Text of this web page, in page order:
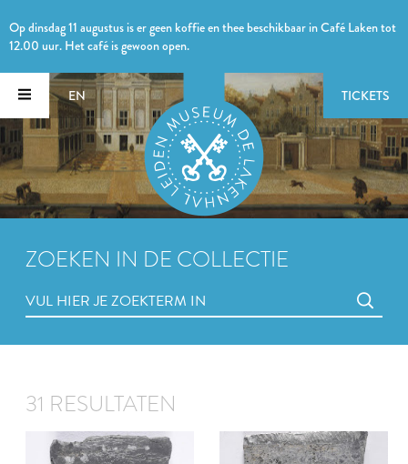
Op dinsdag 11 augustus is er geen koffie en thee beschikbaar in Café Laken tot
12.00 uur. Het café is gewoon open.
EN TICKETS
ZOEKEN IN DE COLLECTIE
31 RESULTATEN